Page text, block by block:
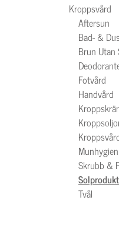
Kroppsvård
Aftersun
Bad- &
Brun Utan
Fotvård
Handvård
Munhygien
Skrubb &
Tvål